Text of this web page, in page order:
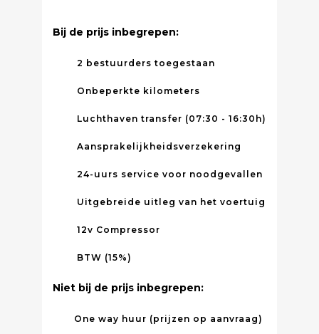
Bij de prijs inbegrepen:
2 bestuurders toegestaan
Onbeperkte kilometers
Luchthaven transfer (07:30 - 16:30h)
Aansprakelijkheidsverzekering
24-uurs service voor noodgevallen
Uitgebreide uitleg van het voertuig
12v Compressor
BTW (15%)
Niet bij de prijs inbegrepen:
One way huur (prijzen op aanvraag)